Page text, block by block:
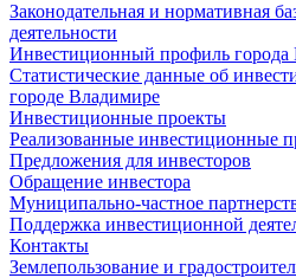
Законодательная и нормативная
деятельности
Инвестиционный профиль города
Статистические данные об
городе Владимире
Инвестиционные проекты
Реализованные инвестиционные
Предложения для инвесторов
Обращение инвестора
Муниципально-частное
Поддержка инвестиционной
Контакты
Землепользование и